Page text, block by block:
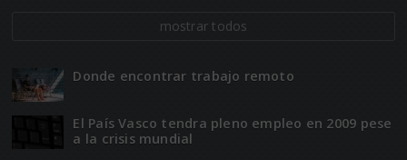
mostrar todos
Donde encontrar trabajo remoto
El Paí­­s Vasco tendra pleno empleo en 2009 pese
a la crisis mundial